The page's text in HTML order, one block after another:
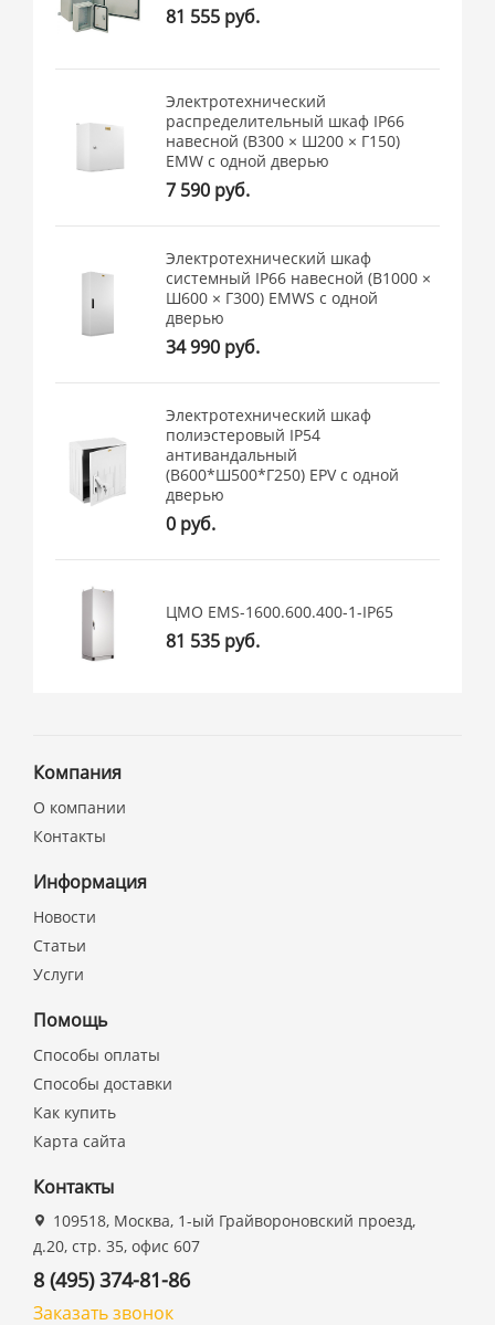
81 555 руб.
Электротехнический
распределительный шкаф IP66
навесной (В300 × Ш200 × Г150)
EMW c одной дверью
7 590 руб.
Электротехнический шкаф
системный IP66 навесной (В1000 ×
Ш600 × Г300) EMWS c одной
дверью
34 990 руб.
Электротехнический шкаф
полиэстеровый IP54
антивандальный
(В600*Ш500*Г250) EPV c одной
дверью
0 руб.
ЦМО EMS-1600.600.400-1-IP65
81 535 руб.
Компания
О компании
Контакты
Информация
Новости
Статьи
Услуги
Помощь
Способы оплаты
Способы доставки
Как купить
Карта сайта
Контакты
109518, Москва, 1-ый Грайвороновский проезд,
д.20, стр. 35, офис 607
8 (495) 374-81-86
Заказать звонок